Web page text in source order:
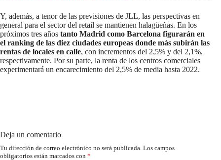
Y, además, a tenor de las previsiones de JLL, las perspectivas en
general para el sector del retail se mantienen halagüeñas. En los
próximos tres años tanto Madrid como Barcelona figurarán en
el ranking de las diez ciudades europeas donde más subirán las
rentas de locales en calle, con incrementos del 2,5% y del 2,1%,
respectivamente. Por su parte, la renta de los centros comerciales
experimentará un encarecimiento del 2,5% de media hasta 2022.
Deja un comentario
Tu dirección de correo electrónico no será publicada. Los campos
obligatorios están marcados con *